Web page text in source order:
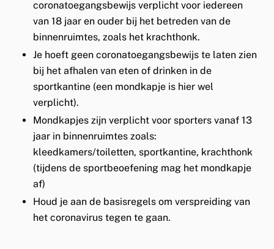
coronatoegangsbewijs verplicht voor iedereen
van 18 jaar en ouder bij het betreden van de
binnenruimtes, zoals het krachthonk.
Je hoeft geen coronatoegangsbewijs te laten zien
bij het afhalen van eten of drinken in de
sportkantine (een mondkapje is hier wel
verplicht).
Mondkapjes zijn verplicht voor sporters vanaf 13
jaar in binnenruimtes zoals:
kleedkamers/toiletten, sportkantine, krachthonk
(tijdens de sportbeoefening mag het mondkapje
af)
Houd je aan de basisregels om verspreiding van
het coronavirus tegen te gaan.